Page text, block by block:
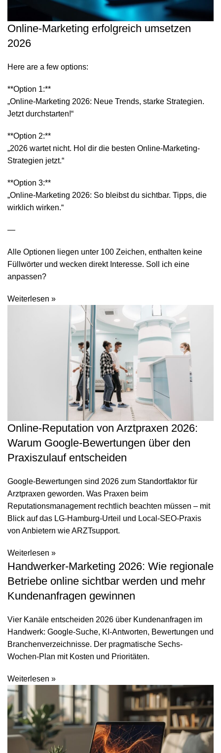
Online-Marketing erfolgreich umsetzen
2026
Here are a few options:
**Option 1:**
„Online-Marketing 2026: Neue Trends, starke Strategien.
Jetzt durchstarten!“
**Option 2:**
„2026 wartet nicht. Hol dir die besten Online-Marketing-
Strategien jetzt.“
**Option 3:**
„Online-Marketing 2026: So bleibst du sichtbar. Tipps, die
wirklich wirken.“
—
Alle Optionen liegen unter 100 Zeichen, enthalten keine
Füllwörter und wecken direkt Interesse. Soll ich eine
anpassen?
Weiterlesen »
Online-Reputation von Arztpraxen 2026:
Warum Google-Bewertungen über den
Praxiszulauf entscheiden
Google-Bewertungen sind 2026 zum Standortfaktor für
Arztpraxen geworden. Was Praxen beim
Reputationsmanagement rechtlich beachten müssen – mit
Blick auf das LG-Hamburg-Urteil und Local-SEO-Praxis
von Anbietern wie ARZTsupport.
Weiterlesen »
Handwerker-Marketing 2026: Wie regionale
Betriebe online sichtbar werden und mehr
Kundenanfragen gewinnen
Vier Kanäle entscheiden 2026 über Kundenanfragen im
Handwerk: Google-Suche, KI-Antworten, Bewertungen und
Branchenverzeichnisse. Der pragmatische Sechs-
Wochen-Plan mit Kosten und Prioritäten.
Weiterlesen »